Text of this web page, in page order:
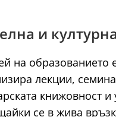
и
на образованието
лекции,
книжовност
се в жива